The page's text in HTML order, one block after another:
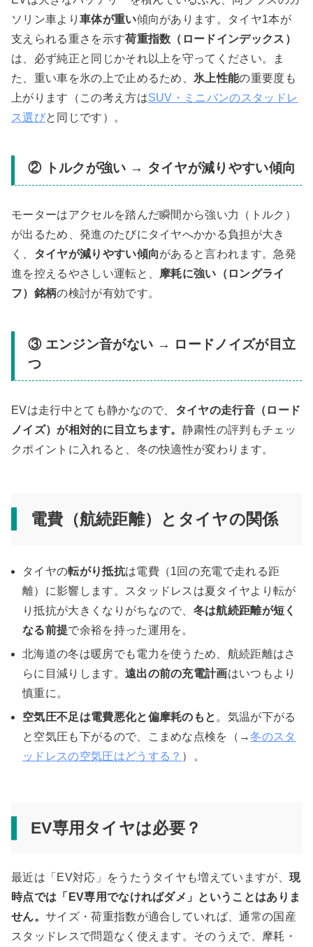
ソリン車より 車体が重い傾向があります。タイヤ1本が
支えられる重さを示す荷重指数（ロードインデックス）
は、必ず純正と同じかそれ以上を守ってください。ま
た、重い車を氷の上で止めるため、 氷上性能の重要度も
上がります（この考え方はSUV・ミニバンのスタッドレ
ス選びと同じです）。
② トルクが強い → タイヤが減りやすい傾向
モーターはアクセルを踏んだ瞬間から強い力（トルク）
が出るため、発進のたびにタイヤへかかる負担が大き
く、 タイヤが減りやすい傾向があると言われます。急発
進を控えるやさしい運転と、 摩耗に強い（ロングライ
フ）銘柄の検討が有効です。
③ エンジン音がない → ロードノイズが目立
つ
EVは走行中とても静かなので、 タイヤの走行音（ロード
ノイズ）が相対的に目立ちます。 静粛性の評判もチェッ
クポイントに入れると、冬の快適性が変わります。
電費（航続距離）とタイヤの関係
タイヤの転がり抵抗は電費（1回の充電で走れる距
離）に影響します。スタッドレスは夏タイヤより転が
り抵抗が大きくなりがちなので、 冬は航続距離が短く
なる前提で余裕を持った運用を。
北海道の冬は暖房でも電力を使うため、航続距離はさ
らに目減りします。 遠出の前の充電計画はいつもより
慎重に。
空気圧不足は電費悪化と偏摩耗のもと 。気温が下がる
と空気圧も下がるので、こまめな点検を（→冬のスタ
ッドレスの空気圧はどうする？ ）。
EV専用タイヤは必要？
最近は「EV対応」をうたうタイヤも増えていますが、 現
時点では「EV専用でなければダメ」ということはありま
せん。 サイズ・荷重指数が適合していれば、通常の国産
スタッドレスで問題なく使えます。そのうえで、摩耗・